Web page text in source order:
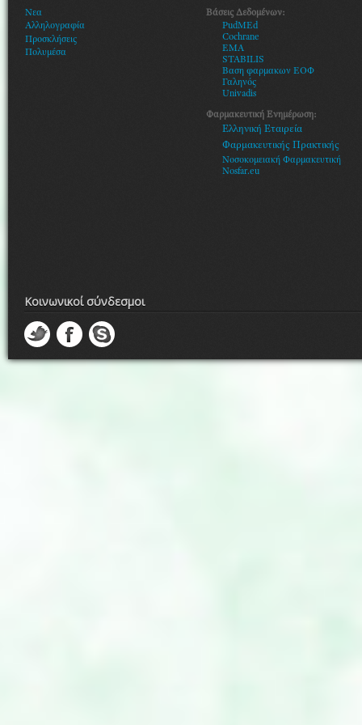
Νεα
Αλληλογραφία
Προσκλήσεις
Πολυμέσα
Βάσεις Δεδομένων:
PudMEd
Cochrane
EMA
STABILIS
Βαση φαρμακων ΕΟΦ
Γαληνός
Univadis
Φαρμακευτική Ενημέρωση:
Ελληνική Εταιρεία
Φαρμακευτικής Πρακτικής
Νοσοκομειακή Φαρμακευτική
Nosfar.eu
Κοινωνικοί σύνδεσμοι